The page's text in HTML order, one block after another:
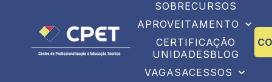
SOBRECURSOS
APROVEITAMENTO
CERTIFICAÇÃO
UNIDADESBLOG
VAGASACESSOS